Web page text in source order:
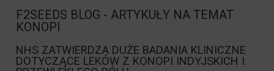
F2SEEDS BLOG - ARTYKUŁY NA TEMAT
KONOPI
NHS ZATWIERDZA DUŻE BADANIA KLINICZNE
DOTYCZĄCE LEKÓW Z KONOPI INDYJSKICH I